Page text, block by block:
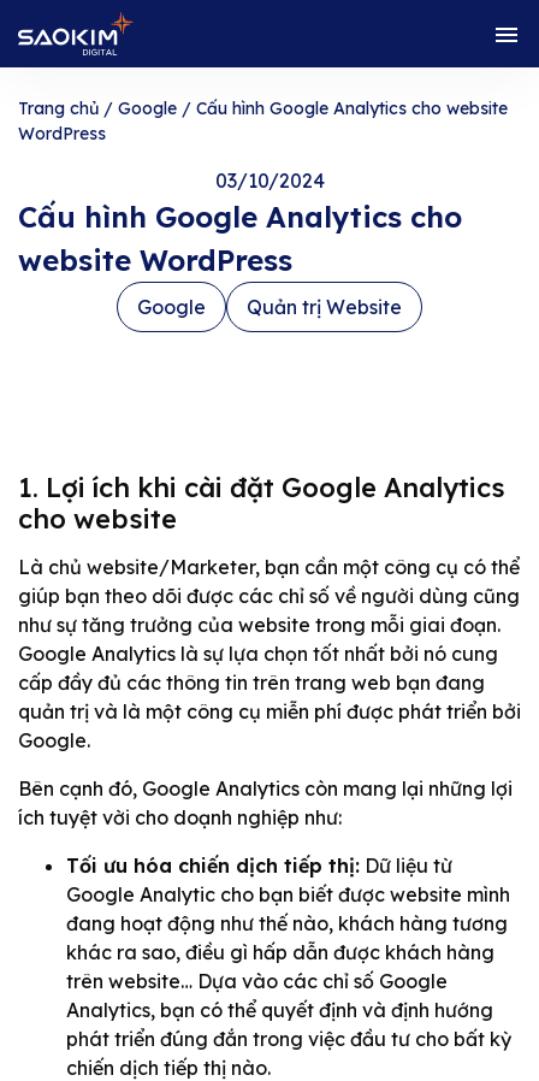
Trang chủ / Google / Cấu hình Google Analytics cho website
WordPress
03/10/2024
Cấu hình Google Analytics cho
website WordPress
Google Quản trị Website
1. Lợi ích khi cài đặt Google Analytics
cho website
Là chủ website/Marketer, bạn cần một công cụ có thể
giúp bạn theo dõi được các chỉ số về người dùng cũng
như sự tăng trưởng của website trong mỗi giai đoạn.
Google Analytics là sự lựa chọn tốt nhất bởi nó cung
cấp đầy đủ các thông tin trên trang web bạn đang
quản trị và là một công cụ miễn phí được phát triển bởi
Google.
Bên cạnh đó, Google Analytics còn mang lại những lợi
ích tuyệt vời cho doạnh nghiệp như:
Tối ưu hóa chiến dịch tiếp thị: Dữ liệu từ
Google Analytic cho bạn biết được website mình
đang hoạt động như thế nào, khách hàng tương
khác ra sao, điều gì hấp dẫn được khách hàng
trên website… Dựa vào các chỉ số Google
Analytics, bạn có thể quyết định và định hướng
phát triển đúng đắn trong việc đầu tư cho bất kỳ
chiến dịch tiếp thị nào.